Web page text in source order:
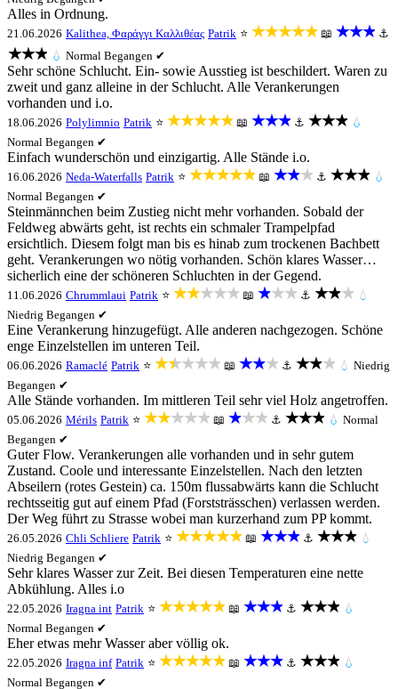
Alles in Ordnung.
21.06.2026 Kalithea, Φαράγγι Καλλιθέας Patrik ⭐ ★★★★★ 📖 ★★★ ⚓
★★★ 💧 Normal Begangen ✔
Sehr schöne Schlucht. Ein- sowie Ausstieg ist beschildert. Waren zu
zweit und ganz alleine in der Schlucht. Alle Verankerungen
vorhanden und i.o.
18.06.2026 Polylimnio Patrik ⭐ ★★★★★ 📖 ★★★ ⚓ ★★★ 💧
Normal Begangen ✔
Einfach wunderschön und einzigartig. Alle Stände i.o.
16.06.2026 Neda-Waterfalls Patrik ⭐ ★★★★★ 📖 ★★★ ⚓ ★★★ 💧
Normal Begangen ✔
Steinmännchen beim Zustieg nicht mehr vorhanden. Sobald der
Feldweg abwärts geht, ist rechts ein schmaler Trampelpfad
ersichtlich. Diesem folgt man bis es hinab zum trockenen Bachbett
geht. Verankerungen wo nötig vorhanden. Schön klares Wasser…
sicherlich eine der schöneren Schluchten in der Gegend.
11.06.2026 Chrummlaui Patrik ⭐ ★★★★★ 📖 ★★★ ⚓ ★★★ 💧
Niedrig Begangen ✔
Eine Verankerung hinzugefügt. Alle anderen nachgezogen. Schöne
enge Einzelstellen im unteren Teil.
06.06.2026 Ramaclé Patrik ⭐ ★★★★★ 📖 ★★★ ⚓ ★★★ 💧 Niedrig
Begangen ✔
Alle Stände vorhanden. Im mittleren Teil sehr viel Holz angetroffen.
05.06.2026 Mérils Patrik ⭐ ★★★★★ 📖 ★★★ ⚓ ★★★ 💧 Normal
Begangen ✔
Guter Flow. Verankerungen alle vorhanden und in sehr gutem
Zustand. Coole und interessante Einzelstellen. Nach den letzten
Abseilern (rotes Gestein) ca. 150m flussabwärts kann die Schlucht
rechtsseitig gut auf einem Pfad (Forststrässchen) verlassen werden.
Der Weg führt zu Strasse wobei man kurzerhand zum PP kommt.
26.05.2026 Chli Schliere Patrik ⭐ ★★★★★ 📖 ★★★ ⚓ ★★★ 💧
Niedrig Begangen ✔
Sehr klares Wasser zur Zeit. Bei diesen Temperaturen eine nette
Abkühlung. Alles i.o
22.05.2026 Iragna int Patrik ⭐ ★★★★★ 📖 ★★★ ⚓ ★★★ 💧
Normal Begangen ✔
Eher etwas mehr Wasser aber völlig ok.
22.05.2026 Iragna inf Patrik ⭐ ★★★★★ 📖 ★★★ ⚓ ★★★ 💧
Normal Begangen ✔